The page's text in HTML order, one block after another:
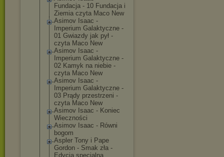
Fundacja - 10 Fundacja i
Ziemia czyta Maco New
Asimov Isaac -
Imperium Galaktyczne -
01 Gwiazdy jak pył -
czyta Maco New
Asimov Isaac -
Imperium Galaktyczne -
02 Kamyk na niebie -
czyta Maco New
Asimov Isaac -
Imperium Galaktyczne -
03 Prądy przestrzeni -
czyta Maco New
Asimov Isaac - Koniec
Wieczności
Asimov Isaac - Równi
bogom
Aspler Tony i Pape
Gordon - Smak zła -
Edycja specjalna